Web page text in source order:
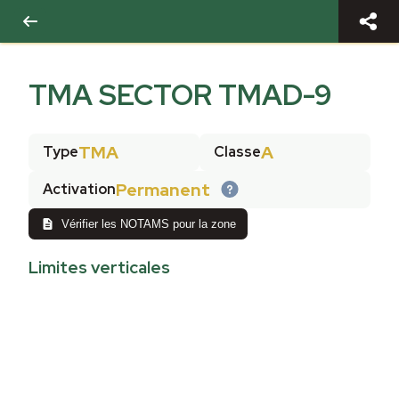
TMA SECTOR TMAD-9
TypeTMA ClasseA
ActivationPermanent
Vérifier les NOTAMS pour la zone
Limites verticales